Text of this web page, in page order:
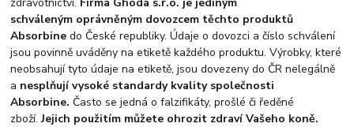
schváleným oprávněným dovozcem těchto produktů
Absorbine do České republiky. Údaje o dovozci a číslo schválení
jsou povinně uváděny na etiketě každého produktu. Výrobky, které
neobsahují tyto údaje na etiketě, jsou dovezeny do ČR nelegálně
a nesplňují vysoké standardy kvality společnosti
Absorbine. Často se jedná o falzifikáty, prošlé či ředěné
zboží.Jejich použitím můžete ohrozit zdraví Vašeho koně.